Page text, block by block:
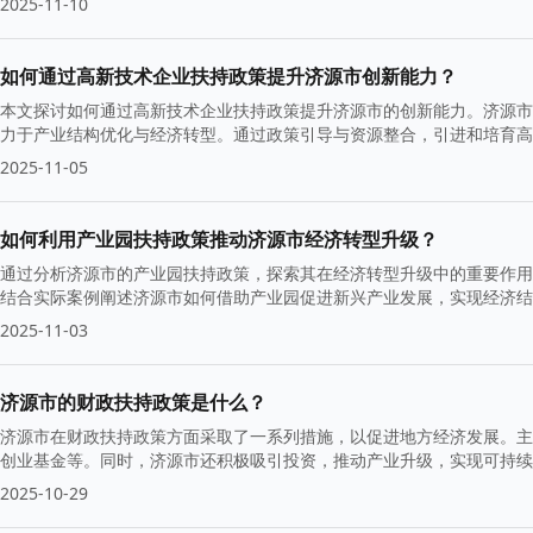
如何通过高新技术企业扶持政策提升济源市创新能力？
本文探讨如何通过高新技术企业扶持政策提升济源市的创新能力。济源
力于产业结构优化与经济转型。通过政策引导与资源整合，引进和培育
2025-11-05
如何利用产业园扶持政策推动济源市经济转型升级？
通过分析济源市的产业园扶持政策，探索其在经济转型升级中的重要作
结合实际案例阐述济源市如何借助产业园促进新兴产业发展，实现经济
2025-11-03
济源市的财政扶持政策是什么？
济源市在财政扶持政策方面采取了一系列措施，以促进地方经济发展。
创业基金等。同时，济源市还积极吸引投资，推动产业升级，实现可持
2025-10-29